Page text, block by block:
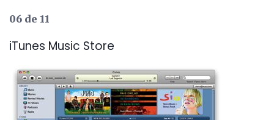
06 de 11
iTunes Music Store